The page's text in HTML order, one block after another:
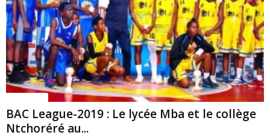
BAC League-2019 : Le lycée Mba et le collège
Ntchoréré au...